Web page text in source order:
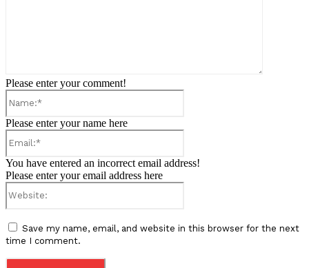
Please enter your comment!
Please enter your name here
You have entered an incorrect email address!
Please enter your email address here
Save my name, email, and website in this browser for the next
time I comment.